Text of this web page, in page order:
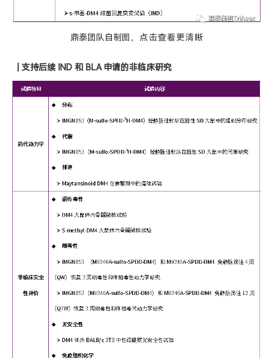
鼎泰团队自制图 ，点击查看更清晰
| 支持后续 IND 和 BLA 申请的非临床研究